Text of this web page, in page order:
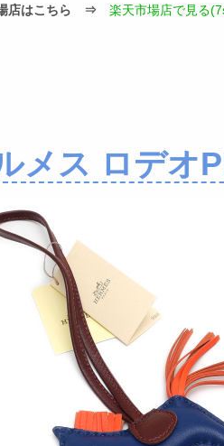
店はこちら ⇒ 楽天市場店で見る
メス ロデオ